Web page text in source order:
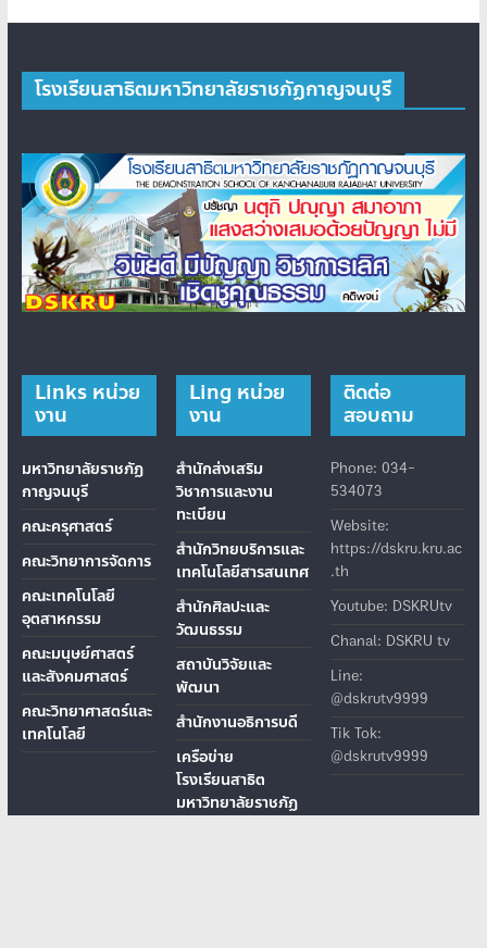
โรงเรียนสาธิตมหาวิทยาลัยราชภัฏกาญจนบุรี
Links หน่วย
งาน
มหาวิทยาลัยราชภัฏ
กาญจนบุรี
คณะครุศาสตร์
คณะวิทยาการจัดการ
คณะเทคโนโลยี
อุตสาหกรรม
คณะมนุษย์ศาสตร์
และสังคมศาสตร์
คณะวิทยาศาสตร์และ
เทคโนโลยี
Ling หน่วย
งาน
สำนักส่งเสริม
วิชาการและงาน
ทะเบียน
สำนักวิทยบริการและ
เทคโนโลยีสารสนเทศ
สำนักศิลปะและ
วัฒนธรรม
สถาบันวิจัยและ
พัฒนา
สำนักงานอธิการบดี
เครือข่าย
โรงเรียนสาธิต
มหาวิทยาลัยราชภัฏ
ติดต่อ
สอบถาม
Phone: 034-
534073
Website:
https://dskru.kru.ac
.th
Youtube: DSKRUtv
Chanal: DSKRU tv
Line:
@dskrutv9999
Tik Tok:
@dskrutv9999